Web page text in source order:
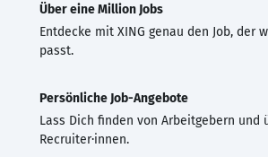
Über eine Million Jobs
Entdecke mit XING genau den Job, der
passt.
Persönliche Job-Angebote
Lass Dich finden von Arbeitgebern und
Recruiter·innen.